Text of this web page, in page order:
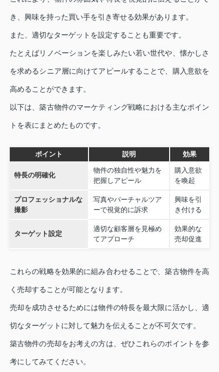
き、興味を持った買い手を引き寄せる効果があります。
また、適切なターゲットを設定することも重要です。
たとえばリノベーションを楽しみたい若い世代や、懐かしさ
を求めるシニア層に向けてアピールすることで、購入意欲を
高めることができます。
以下は、築古物件のマーケティング戦略における主なポイン
トを表にまとめたものです。
ポイント 説明 効果
特長の明確化
物件の独自性や魅力を
把握しアピール
購入意欲
を喚起
プロフェッショナルな
撮影
写真やバーチャルツア
ーで視覚的に訴求
興味を引
き付ける
ターゲット設定
適切な顧客層を見極め
てアプローチ
効果的な
売却促進
これらの戦略を効果的に組み合わせることで、築古物件を高
く売却することが可能となります。
売却を成功させるためには物件の特長を最大限に活かし、適
切なターゲットに対して魅力を伝えることが不可欠です。
築古物件の売却をお考えの方は、ぜひこれらのポイントを参
考にしてみてください。